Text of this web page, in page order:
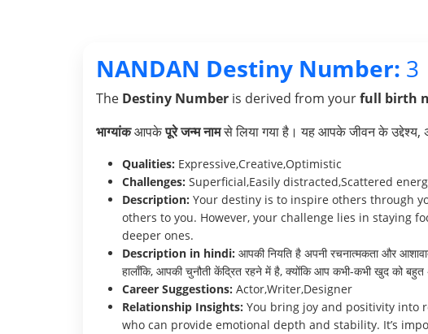
NANDAN Destiny Number: 3
The Destiny Number is derived from yourfull birth
भाग्यांकआपकेपूरे जन्म नामसे लिया गया है। यह आपके जीवन के उद्देश्य,
Qualities: Expressive,Creative,Optimistic
Challenges: Superficial,Easily distracted,Scattered
Description: Your destiny is to inspire others through
others to you. However, your challenge lies in staying
deeper ones.
Description in hindi: आपकी नियति है अपनी रचनात्मकता और
हालाँकि, आपकी चुनौती केंद्रित रहने में है, क्योंकि आप कभी-कभी खुद को
Career Suggestions: Actor,Writer,Designer
Relationship Insights: You bring joy and positivity into
who can provide emotional depth and stability. It’s